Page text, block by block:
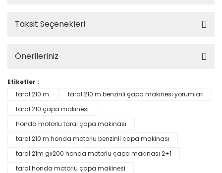
Taksit Seçenekleri
Önerileriniz
Etiketler :
taral 210 m
taral 210 m benzinli çapa makinesi yorumları
taral 210 çapa makinesi
honda motorlu taral çapa makinası
taral 210 m honda motorlu benzinli çapa makinası
taral 21m gx200 honda motorlu çapa makinası 2+1
taral honda motorlu çapa makinesi